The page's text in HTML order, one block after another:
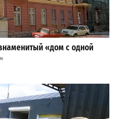
«дом с одной